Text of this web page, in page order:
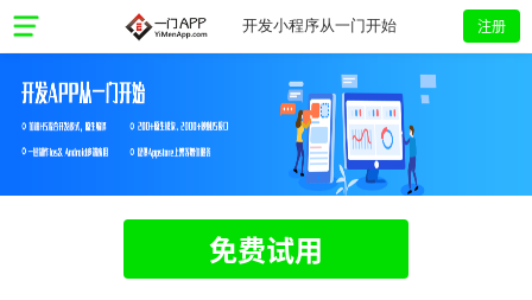
开发小程序从一门开始 注册
免费试用